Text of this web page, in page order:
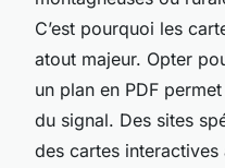
C’est pourquoi les
atout majeur. Opter
un plan en PDF
du signal. Des sites
des cartes